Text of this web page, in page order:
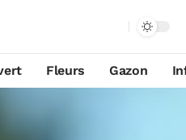
Fleurs Gazon